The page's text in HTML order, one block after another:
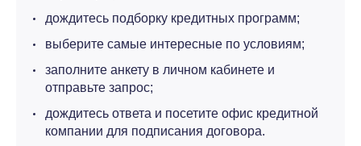
дождитесь подборку кредитных программ;
выберите самые интересные по условиям;
заполните анкету в личном кабинете и
отправьте запрос;
дождитесь ответа и посетите офис кредитной
компании для подписания договора.